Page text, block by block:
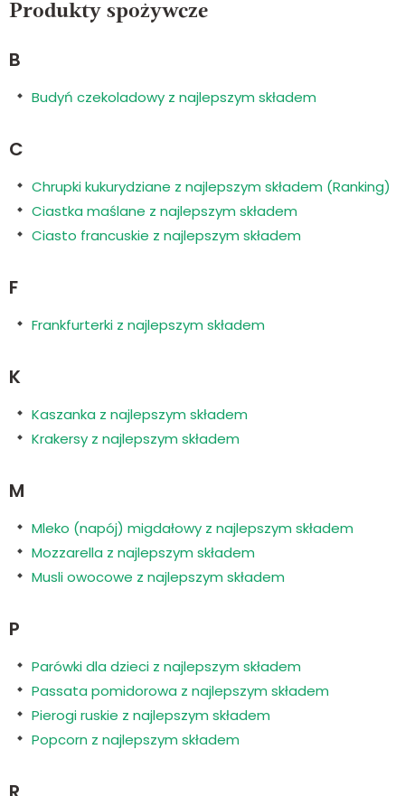
Produkty spożywcze
B
Budyń czekoladowy z najlepszym składem
C
Chrupki kukurydziane z najlepszym składem (Ranking)
Ciastka maślane z najlepszym składem
Ciasto francuskie z najlepszym składem
F
Frankfurterki z najlepszym składem
K
Kaszanka z najlepszym składem
Krakersy z najlepszym składem
M
Mleko (napój) migdałowy z najlepszym składem
Mozzarella z najlepszym składem
Musli owocowe z najlepszym składem
P
Parówki dla dzieci z najlepszym składem
Passata pomidorowa z najlepszym składem
Pierogi ruskie z najlepszym składem
Popcorn z najlepszym składem